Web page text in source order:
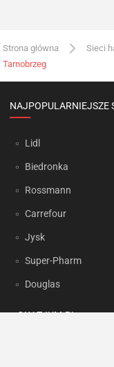
Strona główna Sieci
Tarnobrzeg
NAJPOPULARNIEJSZE
Lidl
Biedronka
Rossmann
Carrefour
Jysk
Super-Pharm
Douglas
OKAZJUM.PL